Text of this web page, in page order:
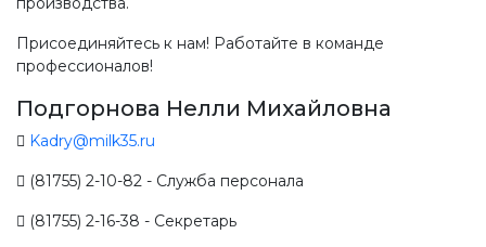
Присоединяйтесь к нам! Работайте в команде
профессионалов!
Подгорнова Нелли Михайловна
Kadry@milk35.ru
(81755) 2-10-82 - Служба персонала
(81755) 2-16-38 - Секретарь